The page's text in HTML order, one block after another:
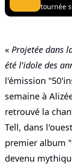
tournée
« Projetée dans
été l'idole des
l'émission
semaine à
retrouvé la
Tell, dans
premier album
devenu